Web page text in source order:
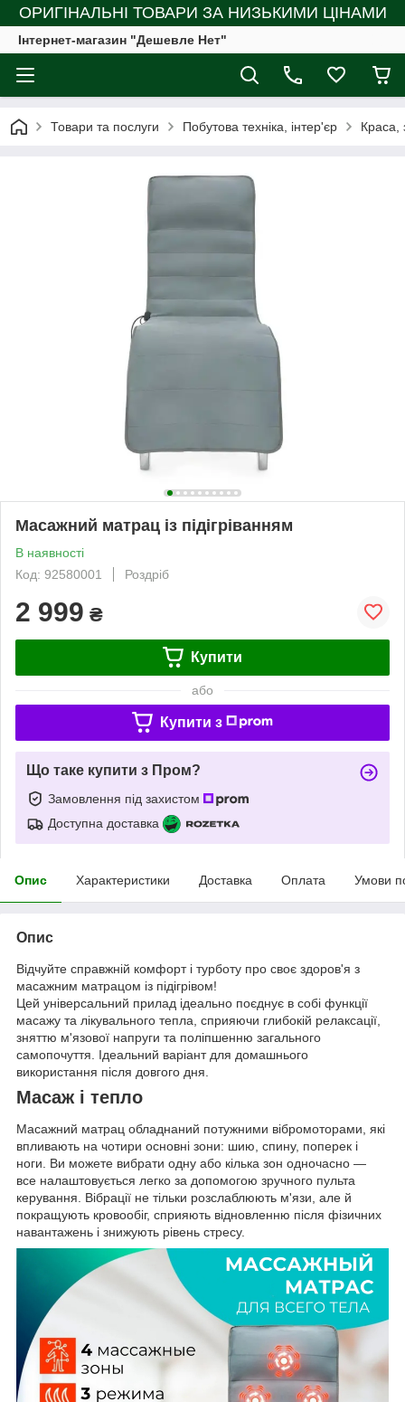
ОРИГІНАЛЬНІ ТОВАРИ ЗА НИЗЬКИМИ ЦІНАМИ
Інтернет-магазин "Дешевле Нет"
Товари та послуги Побутова техніка, інтер'єр Краса,
Масажний матрац із підігріванням
В наявності
Код: 92580001
Роздріб
2 999 ₴
Купити
або
Купити з
Що таке купити з Пром?
Замовлення під захистом
Доступна доставка
Опис Характеристики Доставка Оплата Умови
Опис
Відчуйте справжній комфорт і турботу про своє здоров'я з
масажним матрацом із підігрівом!
Цей універсальний прилад ідеально поєднує в собі функції
масажу та лікувального тепла, сприяючи глибокій релаксації,
зняттю м'язової напруги та поліпшенню загального
самопочуття. Ідеальний варіант для домашнього
використання після довгого дня.
Масаж і тепло
Масажний матрац обладнаний потужними вібромоторами, які
впливають на чотири основні зони: шию, спину, поперек і
ноги. Ви можете вибрати одну або кілька зон одночасно —
все налаштовується легко за допомогою зручного пульта
керування. Вібрації не тільки розслаблюють м'язи, але й
покращують кровообіг, сприяють відновленню після фізичних
навантажень і знижують рівень стресу.